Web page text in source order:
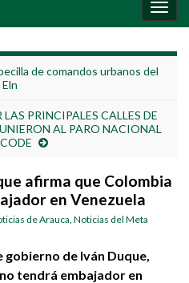
de comandos urbanos del
Eln
PRINCIPALES CALLES DE
AL PARO NACIONAL
afirma que Colombia
en Venezuela
de Arauca, Noticias del Meta
de Iván Duque,
tendrá embajador en